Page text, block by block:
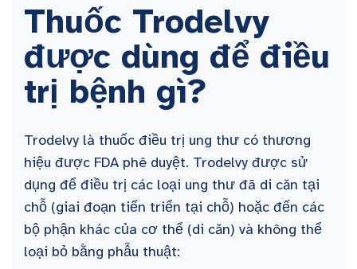
Thuốc Trodelvy
được dùng để điều
trị bệnh gì?
Trodelvy là thuốc điều trị ung thư có thương
hiệu được FDA phê duyệt. Trodelvy được sử
dụng để điều trị các loại ung thư đã di căn tại
chỗ (giai đoạn tiến triển tại chỗ) hoặc đến các
bộ phận khác của cơ thể (di căn) và không thể
loại bỏ bằng phẫu thuật: